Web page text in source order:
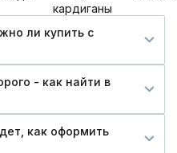
кардиганы
ли купить c
- как найти в
как оформить